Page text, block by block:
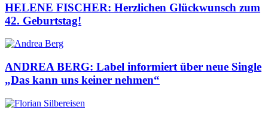
HELENE FISCHER: Herzlichen Glückwunsch zum
42. Geburtstag!
ANDREA BERG: Label informiert über neue Single
„Das kann uns keiner nehmen“